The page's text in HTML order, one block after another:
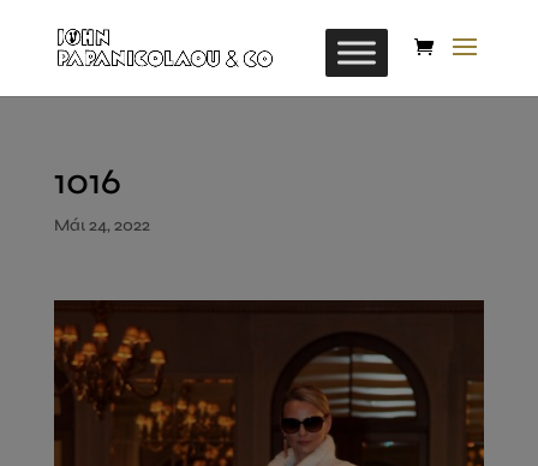
1016
Μάι 24, 2022